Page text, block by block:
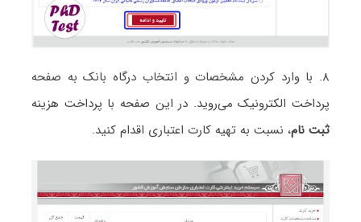
۸. با وارد کردن مشخصات و انتخاب درگاه بانک به صفحه
پرداخت الکترونیک می‌روید. در این صفحه با پرداخت هزینه
ثبت نام، نسبت به تهیه کارت اعتباری اقدام کنید.